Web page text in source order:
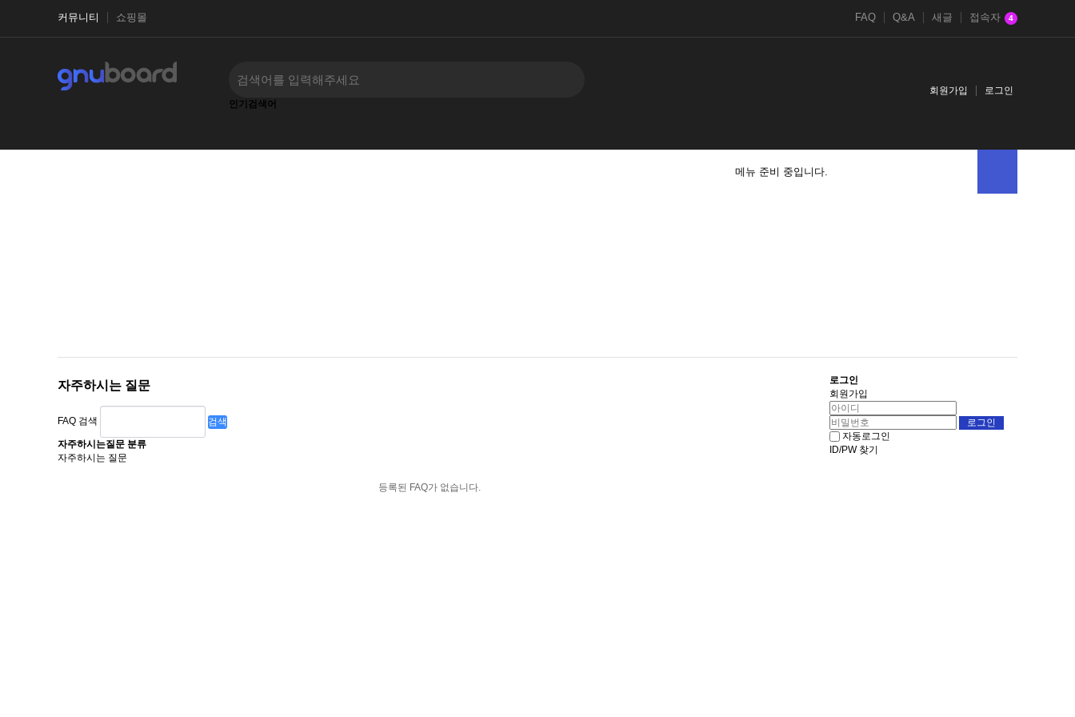
커뮤니티 쇼핑몰 FAQ Q&A 새글 접속자 4
인기검색어
회원가입 로그인
메뉴 준비 중입니다.
자주하시는 질문
FAQ 검색 검색
자주하시는질문 분류
자주하시는 질문
등록된 FAQ가 없습니다.
로그인
회원가입
자동로그인
ID/PW 찾기